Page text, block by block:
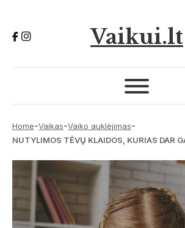
Vaikui.lt
Home-Vaikas-Vaiko auklėjimas-
NUTYLIMOS TĖVŲ KLAIDOS, KURIAS DAR